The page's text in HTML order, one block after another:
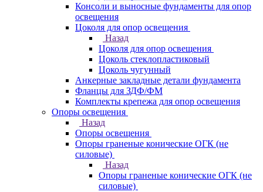
Консоли и выносные фундаменты для опор
освещения
Цоколя для опор освещения
Назад
Цоколя для опор освещения
Цоколь стеклопластиковый
Цоколь чугунный
Анкерные закладные детали фундамента
Фланцы для ЗДФ/ФМ
Комплекты крепежа для опор освещения
Опоры освещения
Назад
Опоры освещения
Опоры граненые конические ОГК (не
силовые)
Назад
Опоры граненые конические ОГК (не
силовые)